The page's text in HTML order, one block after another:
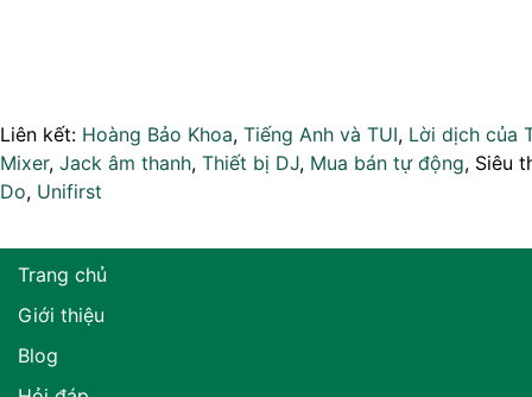
Liên kết: Hoàng Bảo Khoa, Tiếng Anh và TUI, Lời dịch của
Mixer, Jack âm thanh, Thiết bị DJ, Mua bán tự động, Siêu
Do, Unifirst
Trang chủ
Giới thiệu
Blog